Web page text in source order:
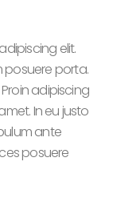
elit.
posuere porta.
adipiscing
In eu justo
ante
posuere